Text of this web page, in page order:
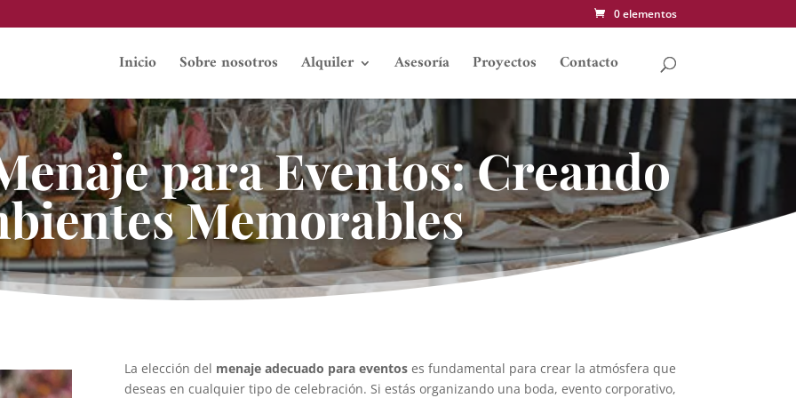
0 elementos
Inicio Sobre nosotros Alquiler Asesoría Proyectos Contacto
para Eventos: Creando
Memorables
La elección del menaje adecuado para eventos es fundamental para crear la atmósfera que
deseas en cualquier tipo de celebración. Si estás organizando una boda, evento corporativo,